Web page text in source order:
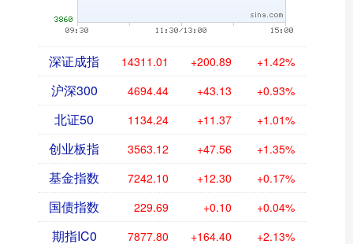
深证成指 14311.01 +200.89 +1.42%
沪深300 4694.44 +43.13 +0.93%
北证50 1134.24 +11.37 +1.01%
创业板指 3563.12 +47.56 +1.35%
基金指数 7242.10 +12.30 +0.17%
国债指数 229.69 +0.10 +0.04%
期指IC0 7877.80 +164.40 +2.13%